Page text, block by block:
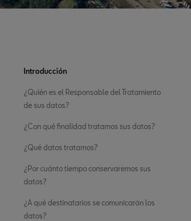
Introducción
¿Quién es el Responsable del Tratamiento
de sus datos?
¿Con qué finalidad tratamos sus datos?
¿Qué datos tratamos?
¿Por cuánto tiempo conservaremos sus
datos?
¿A qué destinatarios se comunicarán los
datos?